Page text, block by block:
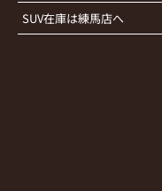
SUV在庫は練馬店へ